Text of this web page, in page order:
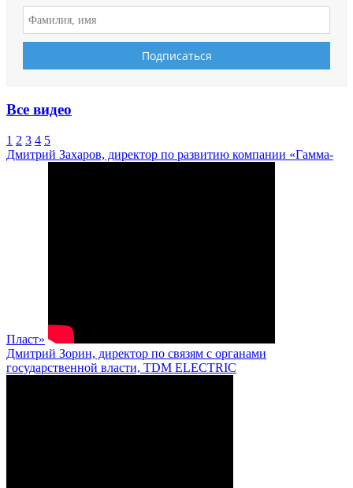
Все видео
1 2 3 4 5
Дмитрий Захаров, директор по развитию компании «Гамма-
Пласт»
Дмитрий Зорин, директор по связям с органами
государственной власти, TDM ELECTRIC